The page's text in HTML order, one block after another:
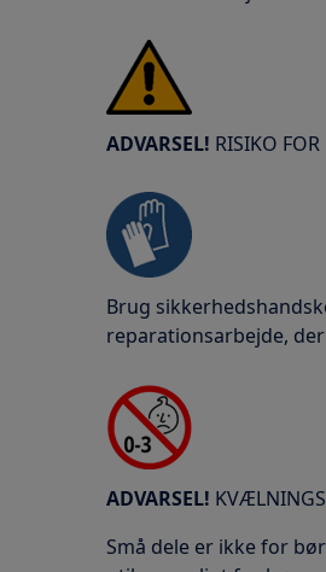
ADVARSEL! RISIKO
Brug
reparationsarbejde,
ADVARSEL!
Små dele er ikke for